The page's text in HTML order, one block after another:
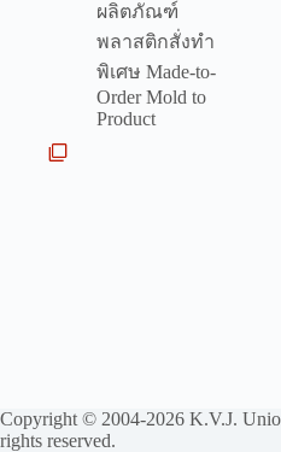
ผลิตภัณฑ์
พลาสติกสั่งทำ
พิเศษ Made-to-
Order Mold to
Product
Copyright © 2004-2026 K.V.J.
rights reserved.